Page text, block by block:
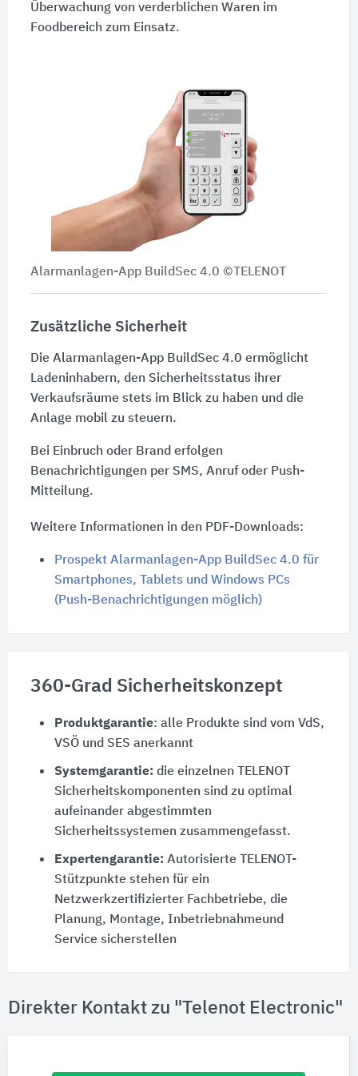
Überwachung von verderblichen Waren im
Foodbereich zum Einsatz.
Alarmanlagen-App BuildSec 4.0 ©TELENOT
Zusätzliche Sicherheit
Die Alarmanlagen-App BuildSec 4.0 ermöglicht
Ladeninhabern, den Sicherheitsstatus ihrer
Verkaufsräume stets im Blick zu haben und die
Anlage mobil zu steuern.
Bei Einbruch oder Brand erfolgen
Benachrichtigungen per SMS, Anruf oder Push-
Mitteilung.
Weitere Informationen in den PDF-Downloads:
Prospekt Alarmanlagen-App BuildSec 4.0 für
Smartphones, Tablets und Windows PCs
(Push-Benachrichtigungen möglich)
360-Grad Sicherheitskonzept
Produktgarantie: alle Produkte sind vom VdS,
VSÖ und SES anerkannt
Systemgarantie: die einzelnen TELENOT
Sicherheitskomponenten sind zu optimal
aufeinander abgestimmten
Sicherheitssystemen zusammengefasst.
Expertengarantie: Autorisierte TELENOT-
Stützpunkte stehen für ein
Netzwerkzertifizierter Fachbetriebe, die
Planung, Montage, Inbetriebnahmeund
Service sicherstellen
Direkter Kontakt zu "Telenot Electronic"